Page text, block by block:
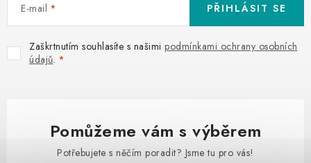
E-mail
Zaškrtnutím souhlasíte s našimi podmínkami ochrany osobních
údajů.
PŘIHLÁSIT SE
Pomůžeme vám s výběrem
Potřebujete s něčím poradit? Jsme tu pro vás!